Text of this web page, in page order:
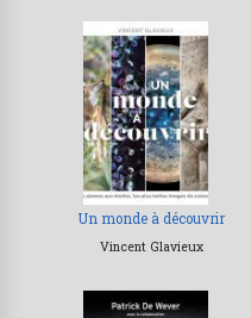
Un monde à découvrir
Vincent Glavieux